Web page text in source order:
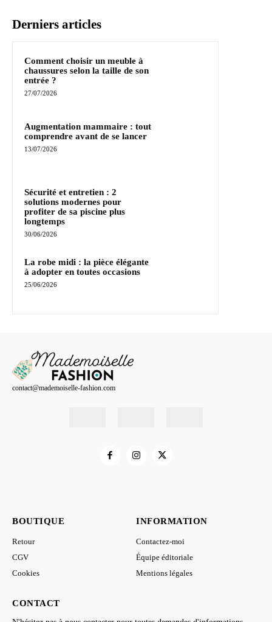
Derniers articles
Comment choisir un meuble à
chaussures selon la taille de son
entrée ?
27/07/2026
Augmentation mammaire : tout
comprendre avant de se lancer
13/07/2026
Sécurité et entretien : 2
solutions modernes pour
profiter de sa piscine plus
longtemps
30/06/2026
La robe midi : la pièce élégante
à adopter en toutes occasions
25/06/2026
contact@mademoiselle-fashion.com
BOUTIQUE
Retour
CGV
Cookies
INFORMATION
Contactez-moi
Équipe éditoriale
Mentions légales
CONTACT